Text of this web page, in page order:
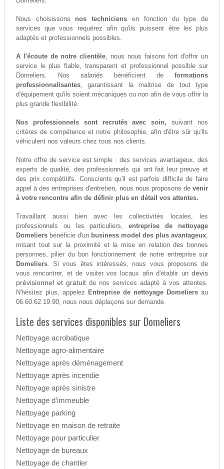
Nous choisissons nos techniciens en fonction du type de
services que vous requérez afin qu'ils puissent être les plus
adaptés et professionnels possibles.
A l'écoute de notre clientèle, nous nous faisons fort d'offrir un
service le plus fiable, transparent et professionnel possible sur
Domeliers. Nos salariés bénéficient deformations
professionnalisantes, garantissant la maitrise de tout type
d'équipement qu'ils soient mécaniques ou non afin de vous offrir la
plus grande flexibilité.
Nos professionnels sont recrutés avec soin, suivant nos
critères de compétence et notre philosophie, afin d'être sûr qu'ils
véhiculent nos valeurs chez tous nos clients.
Notre offre de service est simple : des services avantageux, des
experts de qualité, des professionnels qui ont fait leur preuve et
des prix compétitifs. Conscients qu'il est parfois difficile de faire
appel à des entreprises d'entretien, nous nous proposons devenir
à votre rencontre afin de définir plus en détail vos attentes.
Travaillant aussi bien avec les collectivités locales, les
professionnels ou les particuliers,entreprise de nettoyage
Domeliersbénéficie d'un business model des plus avantageux,
misant tout sur la proximité et la mise en relation des bonnes
personnes, pilier du bon fonctionnement de notre entreprise sur
Domeliers. Si vous êtes intéressés, nous vous proposons de
vous rencontrer, et de visiter vos locaux afin d'établir undevis
prévisionnel et gratuitde nos services adapté à vos attentes.
N'hésitez plus, appelez Entreprise de nettoyage Domeliers au
06.60.62.19.90, nous nous déplaçons sur demande.
Liste des services disponibles sur Domeliers
Nettoyage acrobatique
Nettoyage agro-alimentaire
Nettoyage après déménagement
Nettoyage après incendie
Nettoyage après sinistre
Nettoyage d’immeuble
Nettoyage parking
Nettoyage en maison de retraite
Nettoyage pour particulier
Nettoyage de bureaux
Nettoyage de chantier